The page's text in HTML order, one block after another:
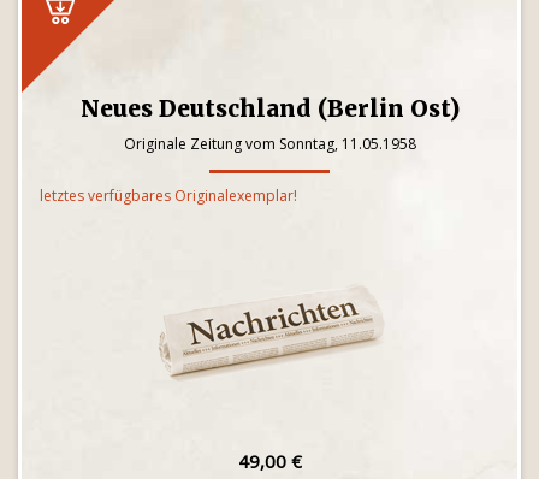
Neues Deutschland (Berlin Ost)
Originale Zeitung vom Sonntag, 11.05.1958
letztes verfügbares Originalexemplar!
49,00 €